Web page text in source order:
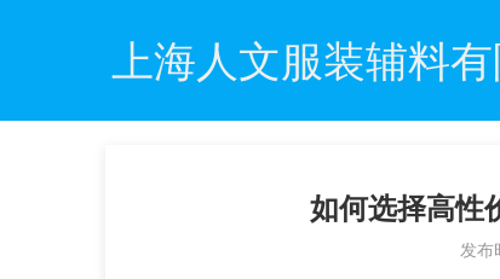
上海人文服装辅料
如何选择高性
发布